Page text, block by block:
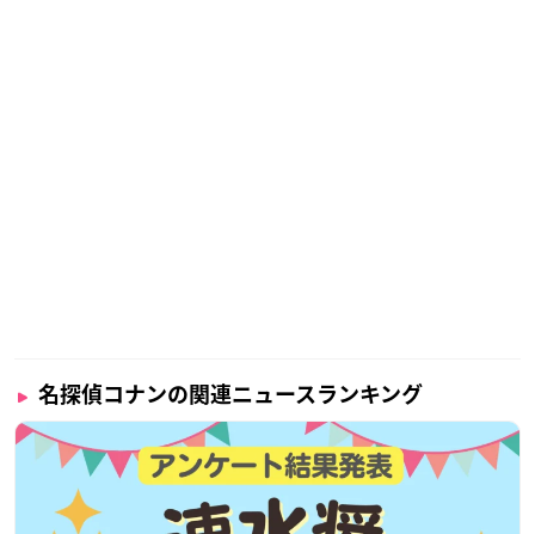
名探偵コナンの関連ニュースランキング